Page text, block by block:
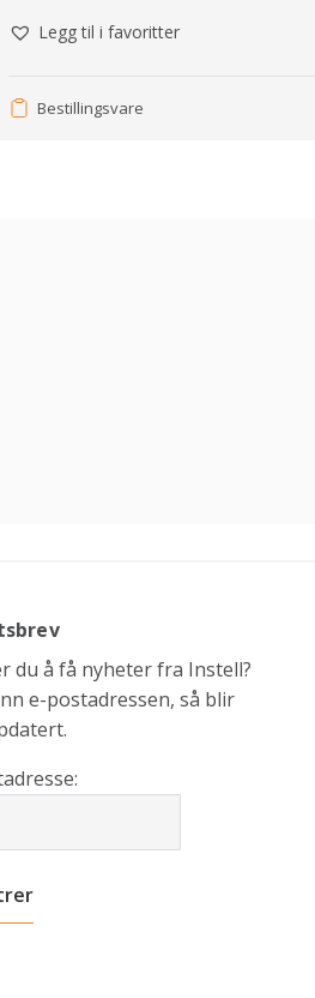
Legg til i favoritter
Bestillingsvare
du å få nyheter fra Instell?
e-postadressen, så blir